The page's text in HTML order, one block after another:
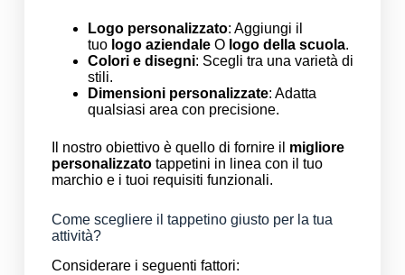
Logo personalizzato: Aggiungi il
tuo logo aziendaleO logo della scuola.
Colori e disegni: Scegli tra una varietà di
stili.
Dimensioni personalizzate: Adatta
qualsiasi area con precisione.
Il nostro obiettivo è quello di fornire il migliore
personalizzatotappetini in linea con il tuo
marchio e i tuoi requisiti funzionali.
Come scegliere il tappetino giusto per la tua
attività?
Considerare i seguenti fattori: